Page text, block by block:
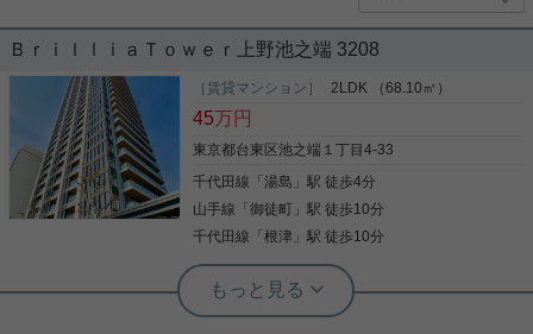
ＢｒｉｌｌｉａＴｏｗｅｒ上野池之端 3208
［賃貸マンション］ 2LDK （68.10㎡）
45万円
東京都台東区池之端１丁目4-33
千代田線 「湯島 」駅 徒歩4分
山手線 「御徒町 」駅 徒歩10分
千代田線 「根津 」駅 徒歩10分
根津駅前センター（実用根津ホーム株式会社 根津駅前センター） スタ
ッフ小西
３２階からの眺望は良好